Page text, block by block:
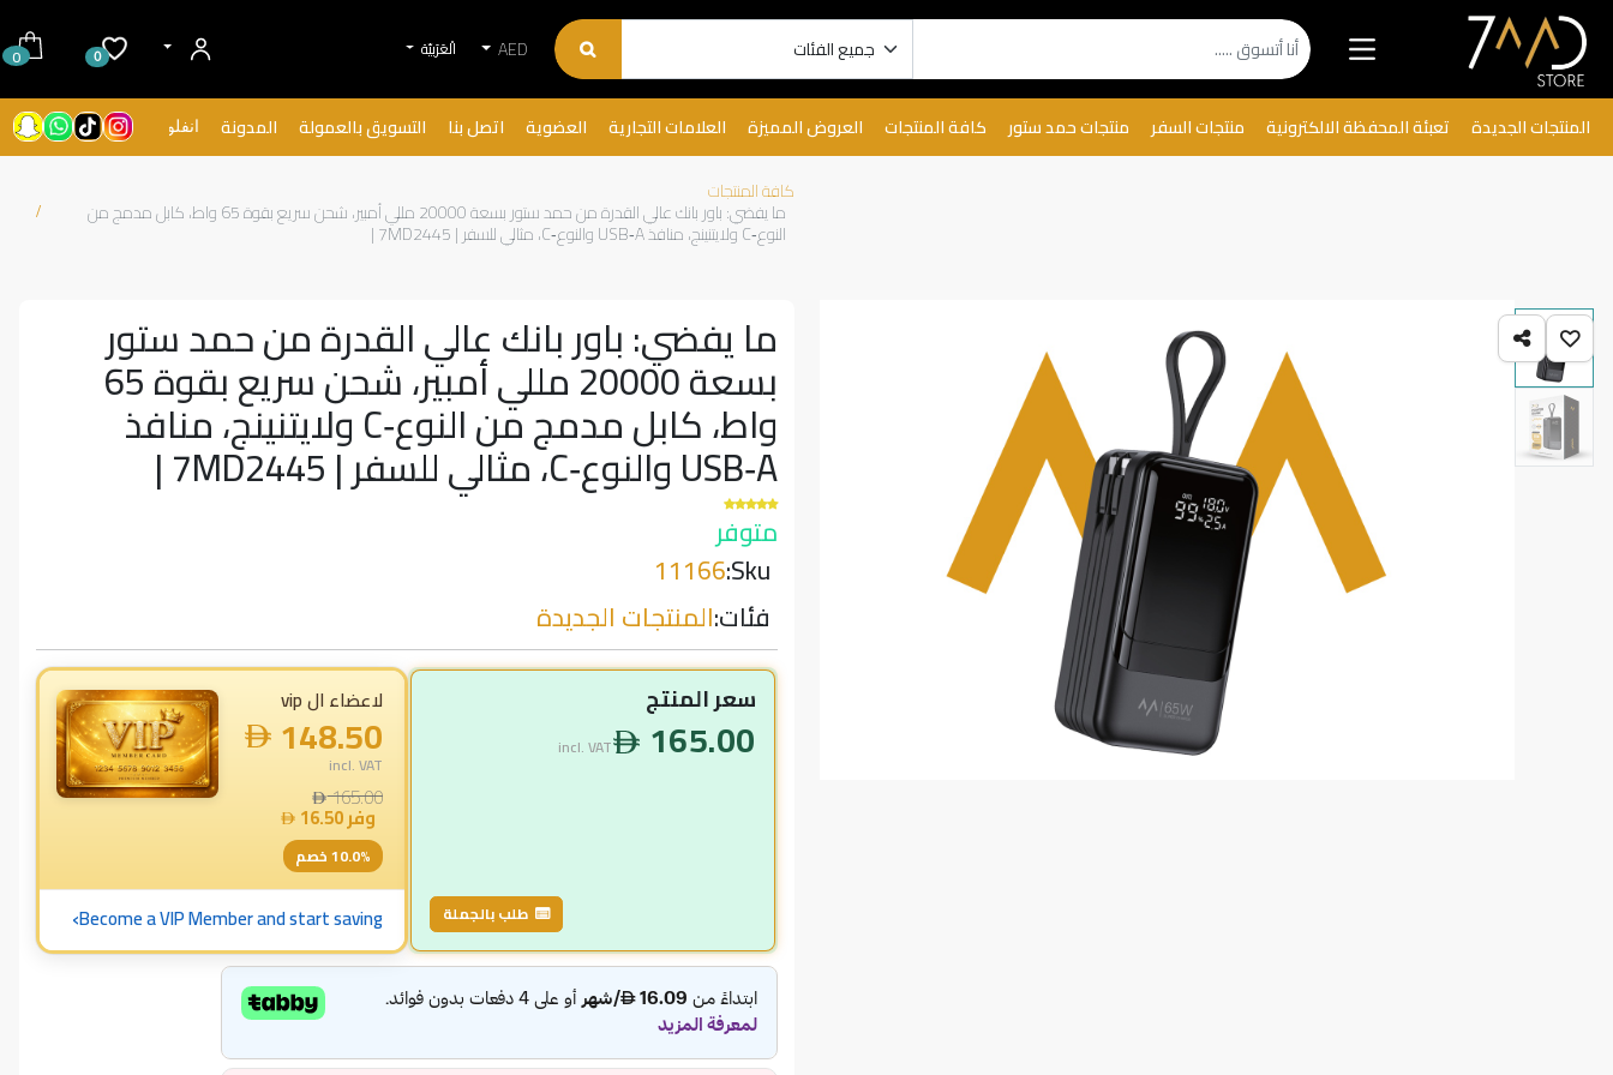
AED الْعَرَبيّة 0
0
المنتجات الجديدة تعبئة المحفظة الالكترونية منتجات السفر منتجات حمد ستور كافة المنتجات العروض المميزة العلامات التجارية العضوية اتصل بنا التسويق بالعمولة المدونة انفلونسرز
كافة المنتجات
ما يفضي: باور بانك عالي القدرة من حمد ستور بسعة 20000 مللي أمبير، شحن سريع بقوة 65 واط، كابل مدمج من
النوع‑C ولايتنينج، منافذ USB‑A والنوع‑C، مثالي للسفر | 7MD2445 |
ما يفضي: باور بانك عالي القدرة من حمد ستور
بسعة 20000 مللي أمبير، شحن سريع بقوة 65
واط، كابل مدمج من النوع‑C ولايتنينج، منافذ
USB‑A والنوع‑C، مثالي للسفر | 7MD2445 |
متوفر
Sku:
11166
فئات:المنتجات الجديدة
سعر المنتج
165.00
incl. VAT
طلب بالجملة
لاعضاء ال vip
148.50
incl. VAT
165.00
وفر16.50
10.0% خصم
Become a VIP Member and start saving
›